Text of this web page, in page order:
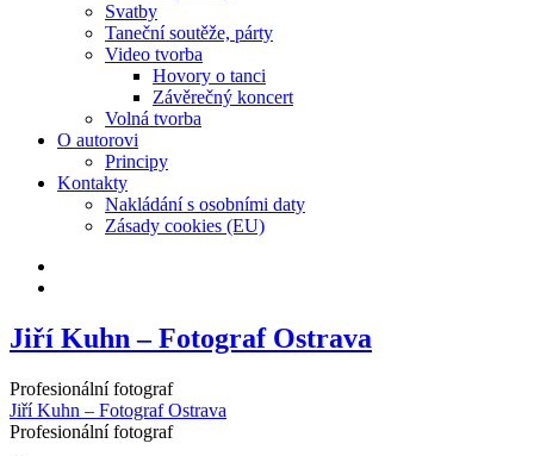
Svatby
Taneční soutěže, párty
Video tvorba
Hovory o tanci
Závěrečný koncert
Volná tvorba
O autorovi
Principy
Kontakty
Nakládání s osobními daty
Zásady cookies (EU)
Jiří Kuhn – Fotograf Ostrava
Profesionální fotograf
Jiří Kuhn – Fotograf Ostrava
Profesionální fotograf